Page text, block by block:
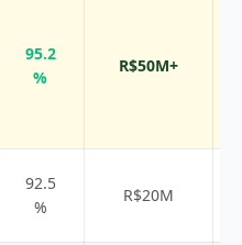
95.2
%
R$50M+
92.5
%
R$20M